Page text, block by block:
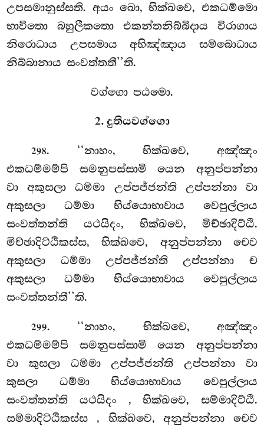
උපසමානුස්සති. අයං ඛො, භික්ඛවෙ, එකධම්මො
භාවිතො බහුලීකතො එකන්තනිබ්බිදාය විරාගාය
නිරොධාය උපසමාය අභිඤ්ඤාය සම්බොධාය
නිබ්බානාය සංවත්තතී’’ති.
වග්ගො පඨමො.
2. දුතියවග්ගො
298. ‘‘නාහං, භික්ඛවෙ, අඤ්ඤං
එකධම්මම්පි සමනුපස්සාමි යෙන අනුප්පන්නා
වා අකුසලා ධම්මා උප්පජ්ජන්ති උප්පන්නා වා
අකුසලා ධම්මා භිය්යොභාවාය වෙපුල්ලාය
සංවත්තන්ති යථයිදං, භික්ඛවෙ, මිච්ඡාදිට්ඨි.
මිච්ඡාදිට්ඨිකස්ස, භික්ඛවෙ, අනුප්පන්නා චෙව
අකුසලා ධම්මා උප්පජ්ජන්ති උප්පන්නා ච
අකුසලා ධම්මා භිය්යොභාවාය වෙපුල්ලාය
සංවත්තන්තී’’ති.
299. ‘‘නාහං, භික්ඛවෙ, අඤ්ඤං
එකධම්මම්පි සමනුපස්සාමි යෙන අනුප්පන්නා
වා කුසලා ධම්මා උප්පජ්ජන්ති උප්පන්නා වා
කුසලා ධම්මා භිය්යොභාවාය වෙපුල්ලාය
සංවත්තන්ති යථයිදං , භික්ඛවෙ, සම්මාදිට්ඨි.
සම්මාදිට්ඨිකස්ස , භික්ඛවෙ, අනුප්පන්නා චෙව